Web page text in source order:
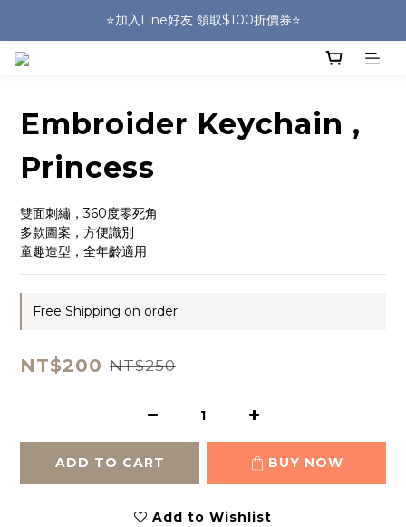
🎒HUGGER實體門市~實背才知道🎒
⭐️加入Line好友 領取$100折價券⭐️
Embroider Keychain ,
Princess
雙面刺繡，360度零死角
多款圖案，方便識別
童趣造型，全年齡適用
Free Shipping on order
NT$200 NT$250
ADD TO CART BUY NOW
Add to Wishlist